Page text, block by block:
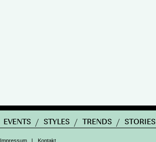
EVENTS / STYLES / TRENDS / STORIES
Impressum | Kontakt